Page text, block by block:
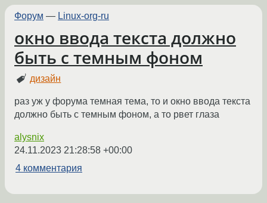
Форум — Linux-org-ru
окно ввода текста должно
быть с темным фоном
дизайн
раз уж у форума темная тема, то и окно ввода текста
должно быть с темным фоном, а то рвет глаза
alysnix
24.11.2023 21:28:58 +00:00
4 комментария